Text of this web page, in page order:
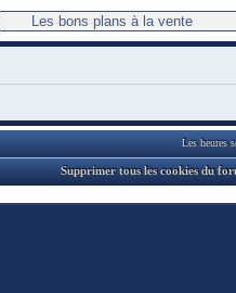
Les heures
Supprimer tous les cookies du